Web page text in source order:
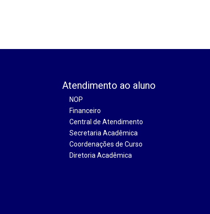
Atendimento ao aluno
NOP
Financeiro
Central de Atendimento
Secretaria Acadêmica
Coordenações de Curso
Diretoria Acadêmica